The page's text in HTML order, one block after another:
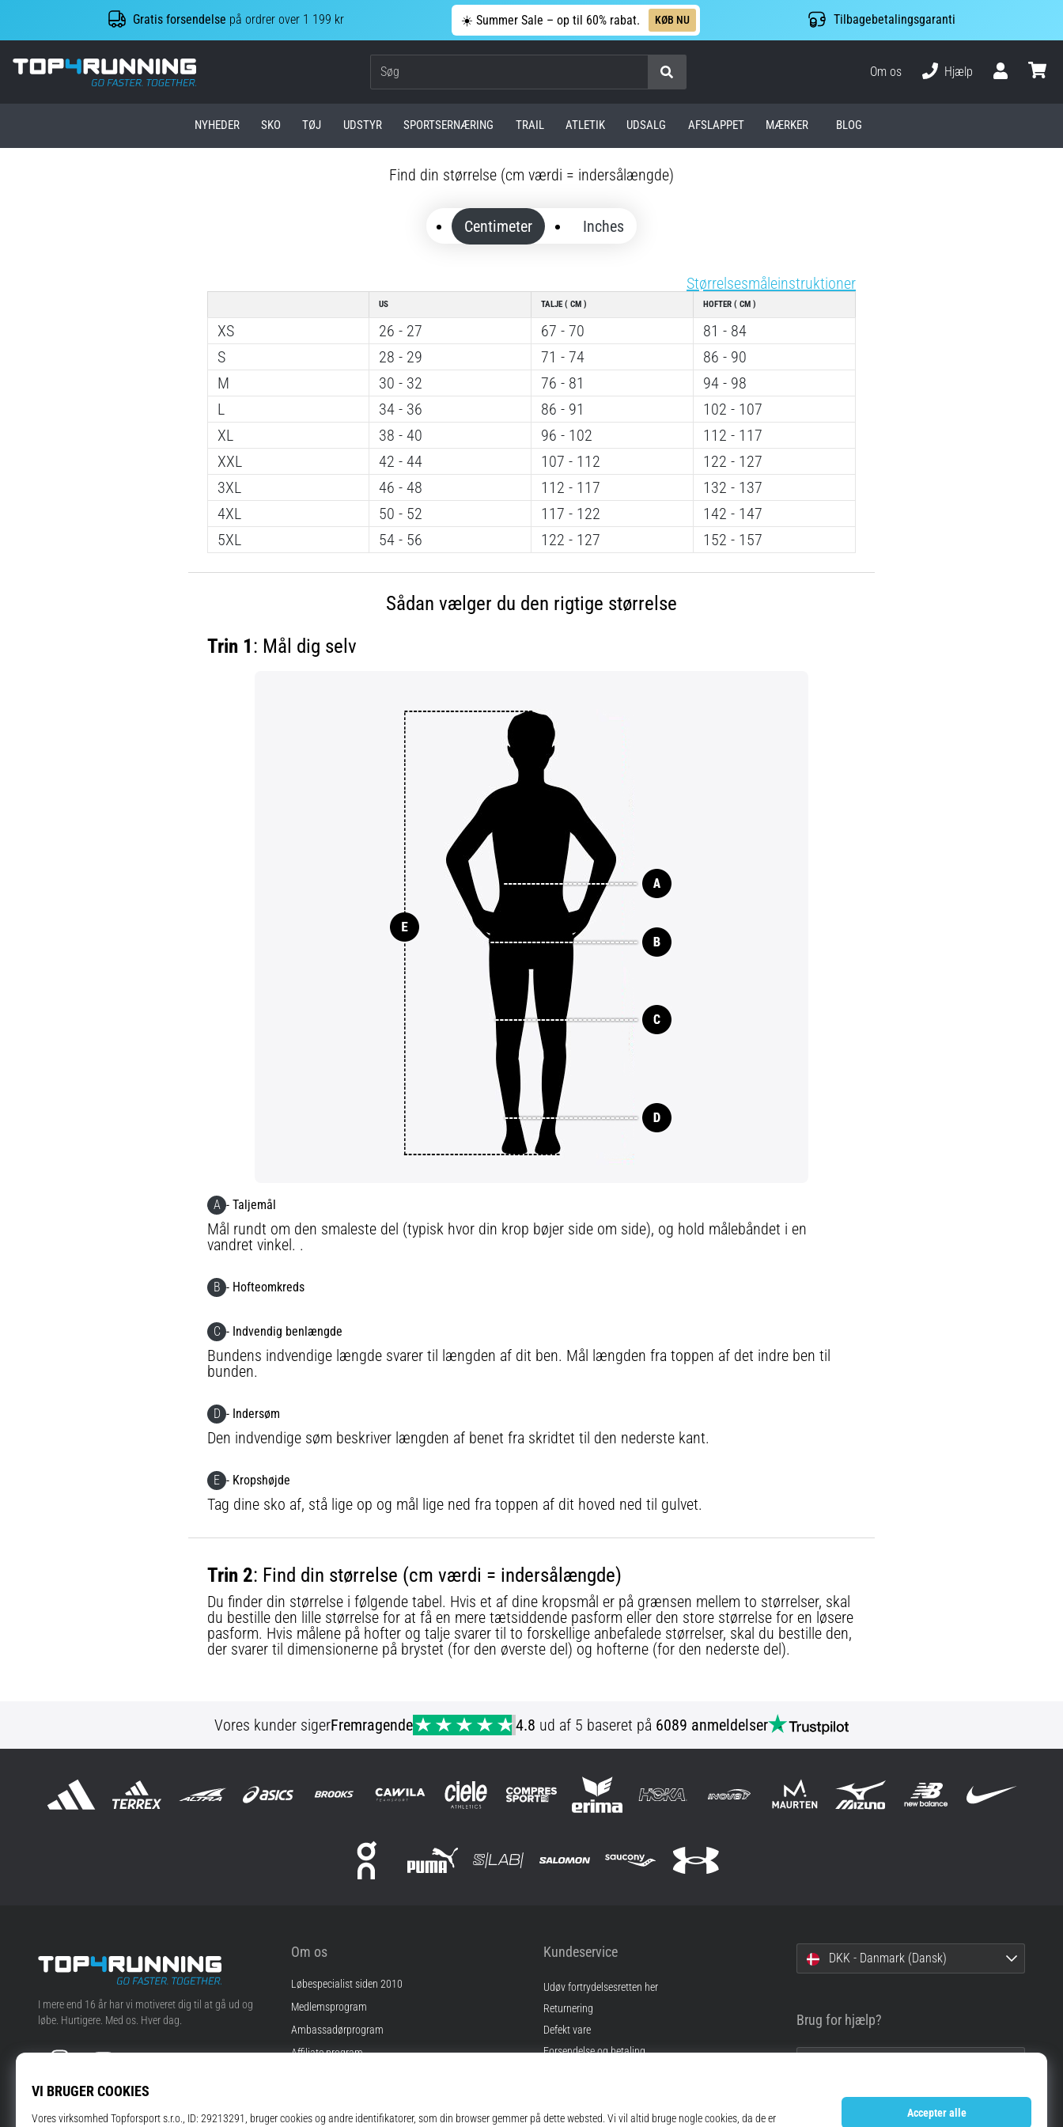
Gratis forsendelse på ordrer over 1 199 kr ☀️ Summer Sale – op til 60% rabat. KØB NU Tilbagebetalingsgaranti
Top4Running.dk
Om os
Hjælp
NYHEDER SKO TØJ UDSTYR SPORTSERNÆRING TRAIL ATLETIK UDSALG AFSLAPPET MÆRKER BLOG
Find din størrelse (cm værdi = indersålængde)
Centimeter Inches
Størrelsesmåleinstruktioner
XS
S
M
L
XL
XXL
3XL
4XL
5XL
US
26 - 27
28 - 29
30 - 32
34 - 36
38 - 40
42 - 44
46 - 48
50 - 52
54 - 56
TALJE ( CM )
67 - 70
71 - 74
76 - 81
86 - 91
96 - 102
107 - 112
112 - 117
117 - 122
122 - 127
HOFTER ( CM )
81 - 84
86 - 90
94 - 98
102 - 107
112 - 117
122 - 127
132 - 137
142 - 147
152 - 157
Sådan vælger du den rigtige størrelse
Trin 1: Mål dig selv
A - Taljemål
Mål rundt om den smaleste del (typisk hvor din krop bøjer side om side), og hold målebåndet i en
vandret vinkel. .
B - Hofteomkreds
C - Indvendig benlængde
Bundens indvendige længde svarer til længden af ​​dit ben. Mål længden fra toppen af ​​det indre ben til
bunden.
D - Indersøm
Den indvendige søm beskriver længden af ​​benet fra skridtet til den nederste kant.
E - Kropshøjde
Tag dine sko af, stå lige op og mål lige ned fra toppen af ​​dit hoved ned til gulvet.
Trin 2: Find din størrelse (cm værdi = indersålængde)
Du finder din størrelse i følgende tabel. Hvis et af dine kropsmål er på grænsen mellem to størrelser, skal
du bestille den lille størrelse for at få en mere tætsiddende pasform eller den store størrelse for en løsere
pasform. Hvis målene på hofter og talje svarer til to forskellige anbefalede størrelser, skal du bestille den,
der svarer til dimensionerne på brystet (for den øverste del) og hofterne (for den nederste del).
Vores kunder sigerFremragende 4.8 ud af 5 baseret på 6089 anmeldelser
Top4Running.dk
I mere end 16 år har vi motiveret dig til at gå ud og
løbe. Hurtigere. Med os. Hver dag.
Instagram
YouTube
Om os
Løbespecialist siden 2010
Medlemsprogram
Ambassadørprogram
Affiliate program
Vilkår og betingelser
Kundeservice
Udøv fortrydelsesretten her
Returnering
Defekt vare
Forsendelse og betaling
Ofte stillede spørgsmål
DKK - Danmark (Dansk)
Brug for hjælp?